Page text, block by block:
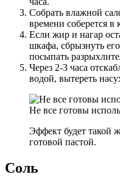
Собрать влажной
времени соберется в
Если жир и нагар
шкафа, сбрызнуть
посыпать
Через 2-3 часа
водой, вытереть
Не все готовы
Эффект будет такой
готовой пастой.
Соль